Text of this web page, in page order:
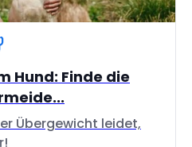
Hund: Finde die
Übergewicht leidet,